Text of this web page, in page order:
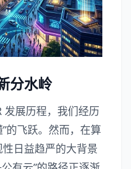
分水岭
发展历程，我们经历
”的飞跃。然而，在算
日益趋严的大背景